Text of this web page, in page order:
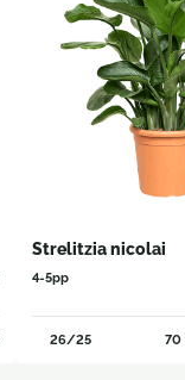
Strelitzia nicolai
4-5pp
26/25 70